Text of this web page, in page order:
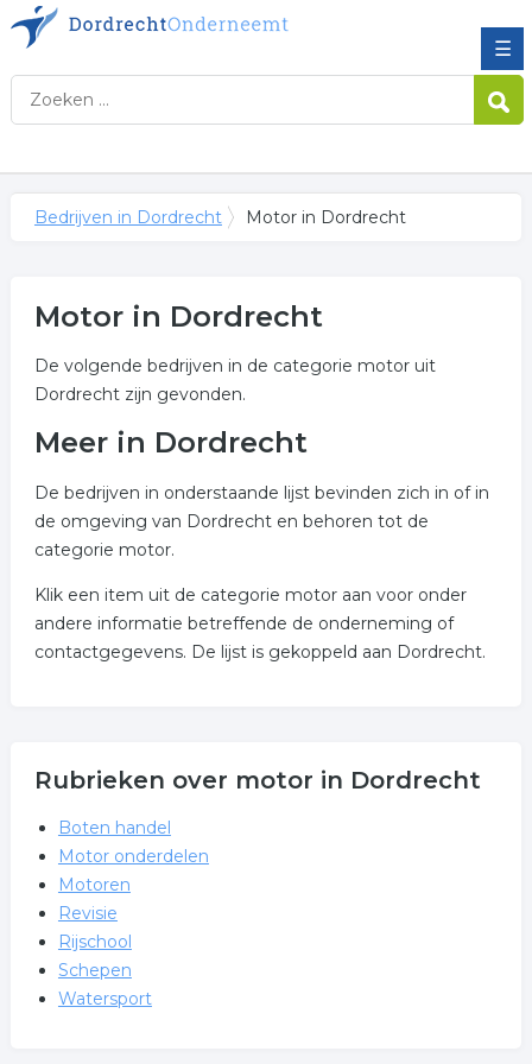
☰
Bedrijven in Dordrecht Motor in Dordrecht
Motor in Dordrecht
De volgende bedrijven in de categorie motor uit
Dordrecht zijn gevonden.
Meer in Dordrecht
De bedrijven in onderstaande lijst bevinden zich in of in
de omgeving van Dordrecht en behoren tot de
categorie motor.
Klik een item uit de categorie motor aan voor onder
andere informatie betreffende de onderneming of
contactgegevens. De lijst is gekoppeld aan Dordrecht.
Rubrieken over motor in Dordrecht
Boten handel
Motor onderdelen
Motoren
Revisie
Rijschool
Schepen
Watersport